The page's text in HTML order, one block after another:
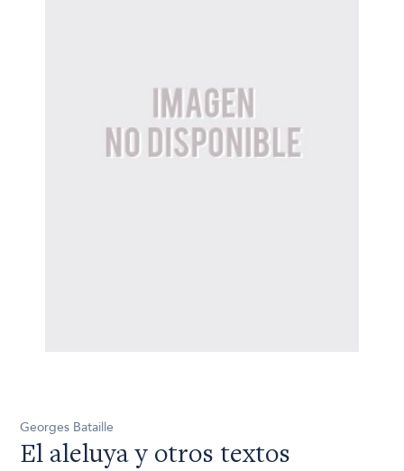
Georges Bataille
El aleluya y otros textos